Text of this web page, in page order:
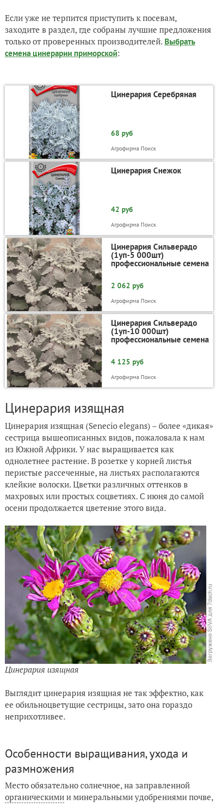
Если уже не терпится приступить к посевам,
заходите в раздел, где собраны лучшие предложения
только от проверенных производителей. Выбрать
семена цинерарии приморской:
Цинерария Серебряная
68 руб
Агрофирма Поиск
Цинерария Снежок
42 руб
Агрофирма Поиск
Цинерария Сильверадо
(1уп-5 000шт)
профессиональные семена
2 062 руб
Агрофирма Поиск
Цинерария Сильверадо
(1уп-10 000шт)
профессиональные семена
4 125 руб
Агрофирма Поиск
Цинерария изящная
Цинерария изящная (Senecio elegans) – более «дикая»
сестрица вышеописанных видов, пожаловала к нам
из Южной Африки. У нас выращивается как
однолетнее растение. В розетке у корней листья
перистые рассеченные, на листьях располагаются
клейкие волоски. Цветки различных оттенков в
махровых или простых соцветиях. С июня до самой
осени продолжается цветение этого вида.
Цинерария изящная
Выглядит цинерария изящная не так эффектно, как
ее обильноцветущие сестрицы, зато она гораздо
неприхотливее.
Особенности выращивания, ухода и
размножения
Место обязательно солнечное, на заправленной
органическимии минеральными удобрениями почве,